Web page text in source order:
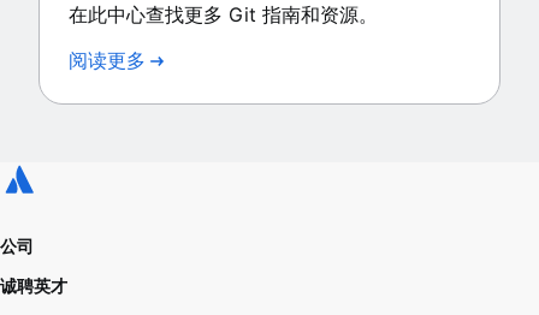
在此中心查找更多 Git 指南和资源。
阅读更多
公司
诚聘英才